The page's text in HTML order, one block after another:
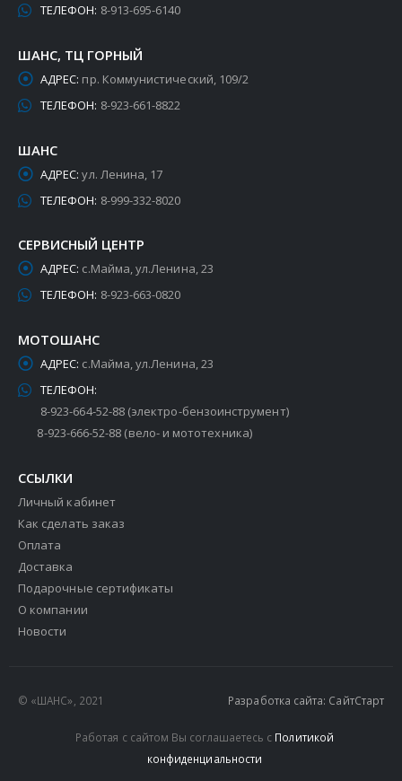
ТЕЛЕФОН: 8-913-695-6140
ШАНС, ТЦ ГОРНЫЙ
АДРЕС: пр. Коммунистический, 109/2
ТЕЛЕФОН: 8-923-661-8822
ШАНС
АДРЕС: ул. Ленина, 17
ТЕЛЕФОН: 8-999-332-8020
СЕРВИСНЫЙ ЦЕНТР
АДРЕС: с.Майма, ул.Ленина, 23
ТЕЛЕФОН: 8-923-663-0820
МОТОШАНС
АДРЕС: с.Майма, ул.Ленина, 23
ТЕЛЕФОН:
8-923-664-52-88 (электро-бензоинструмент)
8-923-666-52-88 (вело- и мототехника)
ССЫЛКИ
Личный кабинет
Как сделать заказ
Оплата
Доставка
Подарочные сертификаты
О компании
Новости
© «ШАНС», 2021 Разработка сайта: СайтСтарт
Работая с сайтом Вы соглашаетесь с Политикой
конфиденциальности